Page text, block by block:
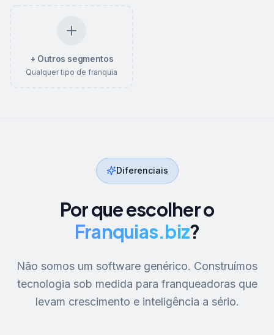
+ Outros segmentos
Qualquer tipo de franquia
Diferenciais
Por que escolher o
Franquias.biz?
Não somos um software genérico. Construímos
tecnologia sob medida para franqueadoras que
levam crescimento e inteligência a sério.